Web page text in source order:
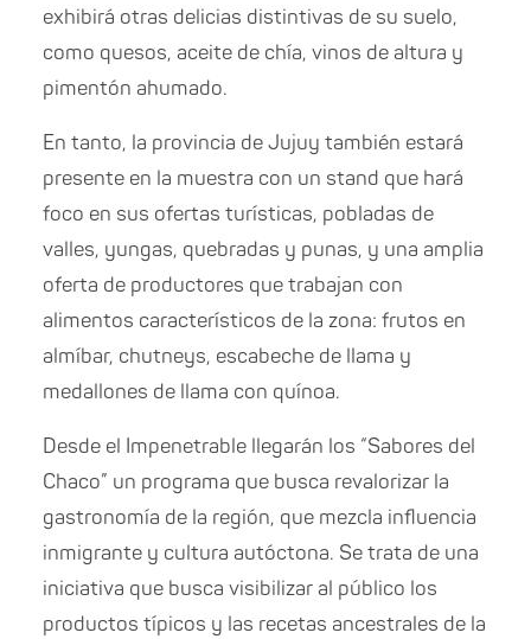
exhibirá otras delicias distintivas de su suelo,
como quesos, aceite de chía, vinos de altura y
pimentón ahumado.
En tanto, la provincia de Jujuy también estará
presente en la muestra con un stand que hará
foco en sus ofertas turísticas, pobladas de
valles, yungas, quebradas y punas, y una amplia
oferta de productores que trabajan con
alimentos característicos de la zona: frutos en
almíbar, chutneys, escabeche de llama y
medallones de llama con quínoa.
Desde el Impenetrable llegarán los “Sabores del
Chaco” un programa que busca revalorizar la
gastronomía de la región, que mezcla influencia
inmigrante y cultura autóctona. Se trata de una
iniciativa que busca visibilizar al público los
productos típicos y las recetas ancestrales de la